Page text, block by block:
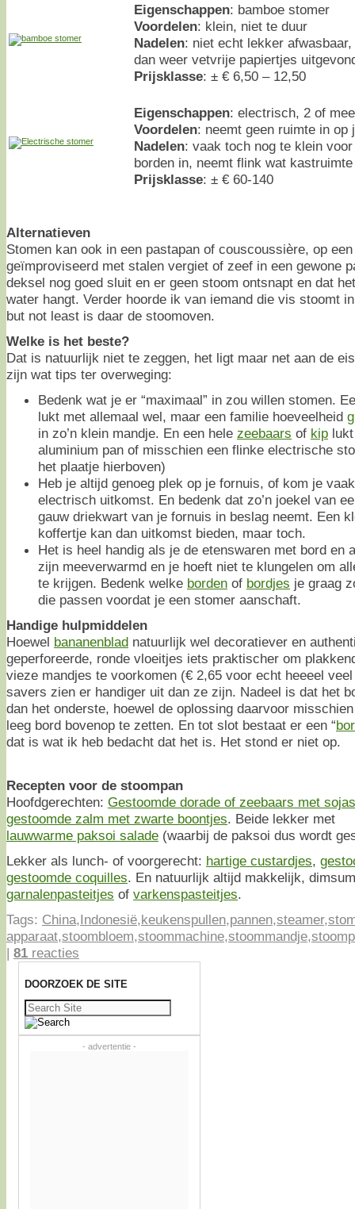
Eigenschappen: bamboe stomer
Voordelen: klein, niet te duur
Nadelen: niet echt lekker
dan weer vetvrije papiertjes
Prijsklasse: ± € 6,50 – 12,50
Eigenschappen: electrisch, 2 of
Voordelen: neemt geen ruimte in op
Nadelen: vaak toch nog te klein
borden in, neemt flink wat
Prijsklasse: ± € 60-140
Alternatieven
Stomen kan ook in een pastapan of couscoussière, op
geïmproviseerd met stalen vergiet of zeef in een gewone
deksel nog goed sluit en er geen stoom ontsnapt en dat
water hangt. Verder hoorde ik van iemand die vis stoomt
but not least is daar de stoomoven.
Welke is het beste?
Dat is natuurlijk niet te zeggen, het ligt maar net aan de
zijn wat tips ter overweging:
Bedenk wat je er “maximaal” in zou willen stomen.
lukt met allemaal wel, maar een familie hoeveelheid
in zo’n klein mandje. En een hele zeebaars of kip
aluminium pan of misschien een flinke electrische
het plaatje hierboven)
Heb je altijd genoeg plek op je fornuis, of kom je
electrisch uitkomst. En bedenk dat zo’n joekel van
gauw driekwart van je fornuis in beslag neemt. Een
koffertje kan dan uitkomst bieden, maar toch.
Het is heel handig als je de etenswaren met bord en
zijn meeverwarmd en je hoeft niet te klungelen om
te krijgen. Bedenk welke borden of bordjes je graag
die passen voordat je een stomer aanschaft.
Handige hulpmiddelen
Hoewel bananenblad natuurlijk wel decoratiever en
geperforeerde, ronde vloeitjes iets praktischer om
vieze mandjes te voorkomen (€ 2,65 voor echt heeeel
savers zien er handiger uit dan ze zijn. Nadeel is dat het
dan het onderste, hoewel de oplossing daarvoor
leeg bord bovenop te zetten. En tot slot bestaat er een “
dat is wat ik heb bedacht dat het is. Het stond er niet op.
Recepten voor de stoompan
Hoofdgerechten: Gestoomde dorade of zeebaars met
gestoomde zalm met zwarte boontjes. Beide lekker met
lauwwarme paksoi salade (waarbij de paksoi dus wordt
Lekker als lunch- of voorgerecht: hartige custardjes,
gestoomde coquilles. En natuurlijk altijd makkelijk,
garnalenpasteitjes of varkenspasteitjes.
Tags: China,Indonesië,keukenspullen,pannen,steamer,
apparaat,stoombloem,stoommachine,stoommandje,
| 81 reacties
DOORZOEK DE SITE
Zoeken
naar:
- advertentie -